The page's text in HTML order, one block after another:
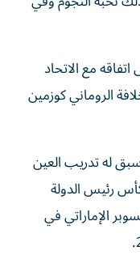
مع الاتحاد
الروماني كوزمين
له تدريب العين
للقب كأس رئيس الدولة
2015، وكأس السوبر الإماراتي في